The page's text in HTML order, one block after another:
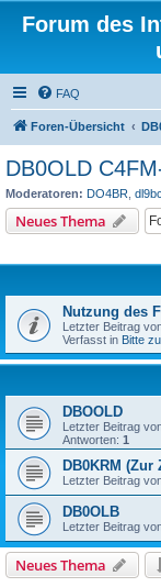
Forum des
FAQ
Foren-Übersicht
DB0OLD
Moderatoren: DO4BR
Neues Thema
Nutzung des
Letzter Beitrag
Verfasst in Bitte
DBOOLD
Letzter Beitrag
Antworten: 1
DB0KRM (Zur
Letzter Beitrag
DB0OLB
Letzter Beitrag
Neues Thema